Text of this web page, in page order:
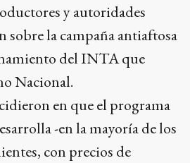
y autoridades
la campaña antiaftosa
del INTA que
Nacional.
en que el programa
-en la mayoría de los
con precios de